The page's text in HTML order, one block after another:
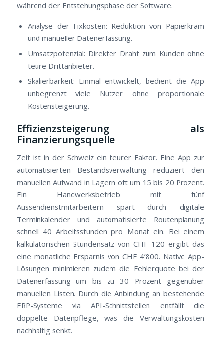
während der Entstehungsphase der Software.
Analyse der Fixkosten: Reduktion von Papierkram
und manueller Datenerfassung.
Umsatzpotenzial: Direkter Draht zum Kunden ohne
teure Drittanbieter.
Skalierbarkeit: Einmal entwickelt, bedient die App
unbegrenzt viele Nutzer ohne proportionale
Kostensteigerung.
Effizienzsteigerung als
Finanzierungsquelle
Zeit ist in der Schweiz ein teurer Faktor. Eine App zur
automatisierten Bestandsverwaltung reduziert den
manuellen Aufwand in Lagern oft um 15 bis 20 Prozent.
Ein Handwerksbetrieb mit fünf
Aussendienstmitarbeitern spart durch digitale
Terminkalender und automatisierte Routenplanung
schnell 40 Arbeitsstunden pro Monat ein. Bei einem
kalkulatorischen Stundensatz von CHF 120 ergibt das
eine monatliche Ersparnis von CHF 4’800. Native App-
Lösungen minimieren zudem die Fehlerquote bei der
Datenerfassung um bis zu 30 Prozent gegenüber
manuellen Listen. Durch die Anbindung an bestehende
ERP-Systeme via API-Schnittstellen entfällt die
doppelte Datenpflege, was die Verwaltungskosten
nachhaltig senkt.